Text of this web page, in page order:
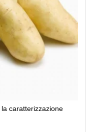
caratterizzazione